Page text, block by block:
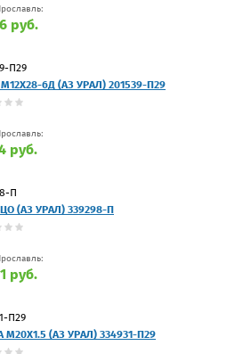
руб.
П29
6Д (АЗ УРАЛ) 201539-П29
руб.
П
(АЗ УРАЛ) 339298-П
руб.
П29
М20Х1.5 (АЗ УРАЛ) 334931-П29